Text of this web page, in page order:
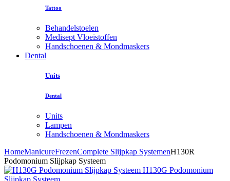
Tattoo
Behandelstoelen
Medisept Vloeistoffen
Handschoenen & Mondmaskers
Dental
Units
Dental
Units
Lampen
Handschoenen & Mondmaskers
HomeManicureFrezenComplete Slijpkap SystemenH130R
Podomonium Slijpkap Systeem
H130G Podomonium
Slijpkap Systeem